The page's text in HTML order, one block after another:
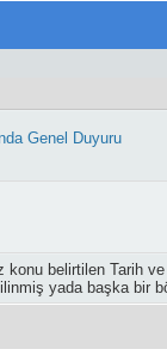
Genel Duyuru
belirtilen Tarih ve
yada başka bir